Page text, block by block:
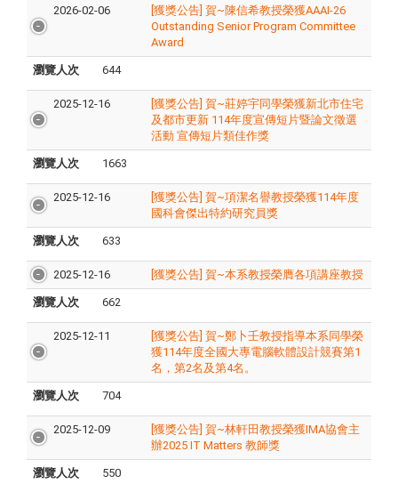
2026-02-06
[獲獎公告] 賀~陳信希教授榮獲AAAI-26
Outstanding Senior Program Committee
Award
瀏覽人次 644
2025-12-16
[獲獎公告] 賀~莊婷宇同學榮獲新北市住宅
及都市更新 114年度宣傳短片暨論文徵選
活動 宣傳短片類佳作獎
瀏覽人次 1663
2025-12-16
[獲獎公告] 賀~項潔名譽教授榮獲114年度
國科會傑出特約研究員獎
瀏覽人次 633
2025-12-16 [獲獎公告] 賀~本系教授榮膺各項講座教授
瀏覽人次 662
2025-12-11
[獲獎公告] 賀~鄭卜壬教授指導本系同學榮
獲114年度全國大專電腦軟體設計競賽第1
名，第2名及第4名。
瀏覽人次 704
2025-12-09
[獲獎公告] 賀~林軒田教授榮獲IMA協會主
辦2025 IT Matters 教師獎
瀏覽人次 550